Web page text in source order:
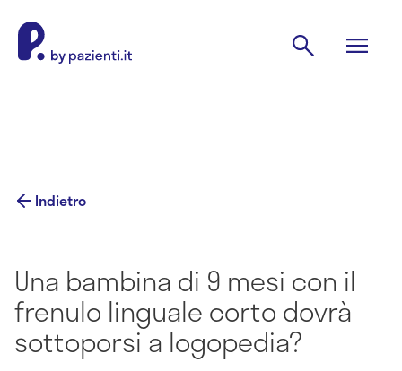
Indietro
Una bambina di 9 mesi con il
frenulo linguale corto dovrà
sottoporsi a logopedia?